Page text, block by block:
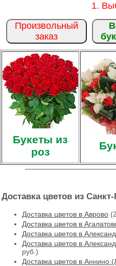
1.
Произвольный
заказ
Букеты из
роз
Доставка цветов из
Доставка цветов в Аврово
Доставка цветов в
Доставка цветов в
Доставка цветов в
руб.)
Доставка цветов в Аннино